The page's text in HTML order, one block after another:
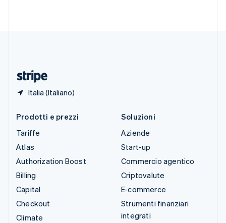
Italia (Italiano)
Prodotti e prezzi
Tariffe
Atlas
Authorization Boost
Billing
Capital
Checkout
Climate
Soluzioni
Aziende
Start-up
Commercio agentico
Criptovalute
E-commerce
Strumenti finanziari
integrati